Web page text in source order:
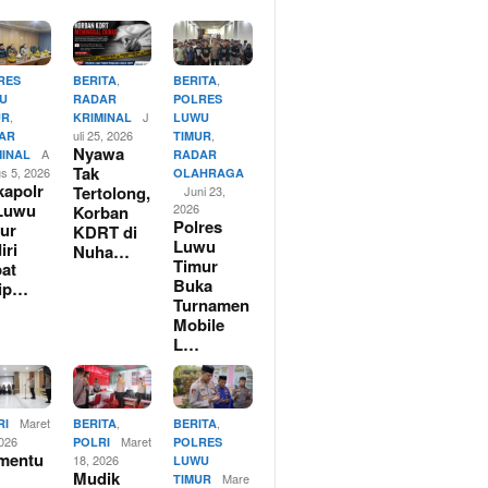
A
5, 2026
BERITA,
RADAR
KRIMINAL
J
uli 25, 2026
Nyawa
Tak
Tertolong,
Korban
KDRT di
Nuha…
BERITA
POLRES
LUWU
TIMUR
RADAR
OLAHRAGA
Juni 23,
2026
Polres
Luwu
Timur
Buka
Turnamen
Mobile
L…
Maret
BERITA,
POLRI
Maret
18, 2026
Mudik
BERITA,
POLRES
LUWU
TIMUR
Mare